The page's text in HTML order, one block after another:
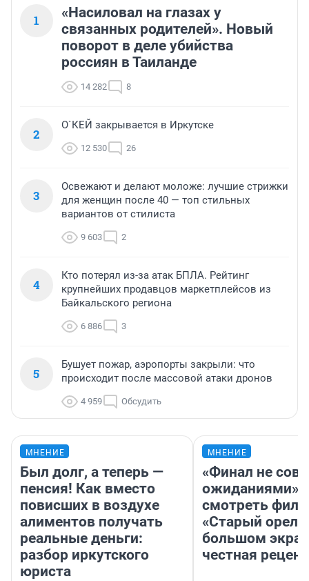
1
«Насиловал на глазах у
связанных родителей». Новый
поворот в деле убийства
россиян в Таиланде
14 282 8
2
О`КЕЙ закрывается в Иркутске
12 530 26
3
Освежают и делают моложе: лучшие стрижки
для женщин после 40 — топ стильных
вариантов от стилиста
9 603 2
4
Кто потерял из-за атак БПЛА. Рейтинг
крупнейших продавцов маркетплейсов из
Байкальского региона
6 886 3
5
Бушует пожар, аэропорты закрыли: что
происходит после массовой атаки дронов
4 959 Обсудить
МНЕНИЕ
Был долг, а теперь —
пенсия! Как вместо
повисших в воздухе
алиментов получать
реальные деньги:
разбор иркутского
юриста
МНЕНИЕ
«Финал не
ожиданиями»:
смотреть
«Старый орел»
большом
честная